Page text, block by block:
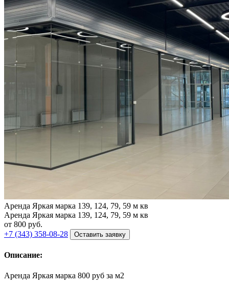
Аренда Яркая марка 139, 124, 79, 59 м кв
Аренда Яркая марка 139, 124, 79, 59 м кв
от 800 руб.
+7 (343) 358-08-28
Оставить заявку
Описание:
Аренда Яркая марка 800 руб за м2